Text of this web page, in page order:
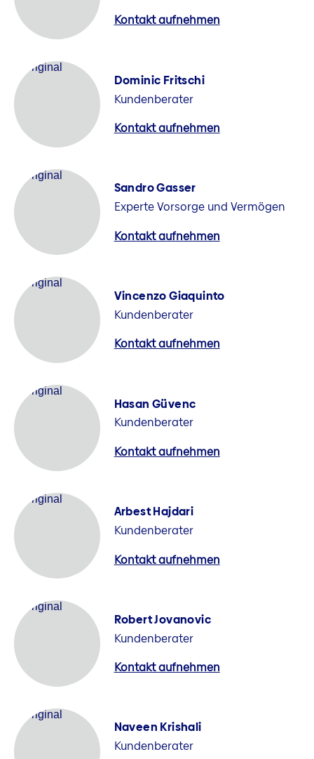
Kontakt aufnehmen
Dominic Fritschi
Kundenberater
Kontakt aufnehmen
Sandro Gasser
Experte Vorsorge und Vermögen
Kontakt aufnehmen
Vincenzo Giaquinto
Kundenberater
Kontakt aufnehmen
Hasan Güvenc
Kundenberater
Kontakt aufnehmen
Arbest Hajdari
Kundenberater
Kontakt aufnehmen
Robert Jovanovic
Kundenberater
Kontakt aufnehmen
Naveen Krishali
Kundenberater